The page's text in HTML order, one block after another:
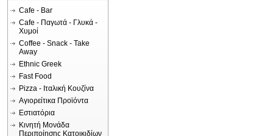
Cafe - Bar
Cafe - Παγωτά - Γλυκά -
Χυμοί
Coffee - Snack - Take
Away
Ethnic Greek
Fast Food
Pizza - Ιταλική Κουζίνα
Αγιορείτικα Προϊόντα
Εστιατόρια
Κινητή Μονάδα
Περιποίησης Κατοικιδίων